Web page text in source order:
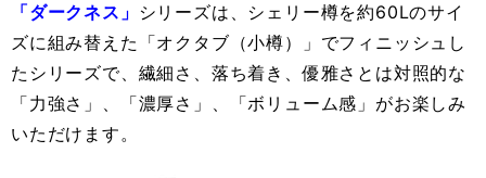
「ダークネス」 シリーズは、シェリー樽を約60Lのサイ
ズに組み替えた「オクタブ（小樽）」でフィニッシュし
たシリーズで、繊細さ、落ち着き、優雅さとは対照的な
「力強さ」、「濃厚さ」、「ボリューム感」がお楽しみ
いただけます。